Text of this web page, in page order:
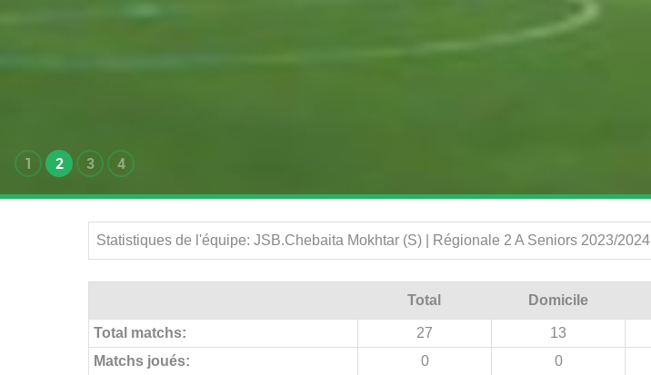
1 2 3 4
Statistiques de l'équipe: JSB.Chebaita Mokhtar (S) | Régionale 2 A Seniors 2023/2024
Total Domicile
Total matchs: 27 13
Matchs joués:
0 0